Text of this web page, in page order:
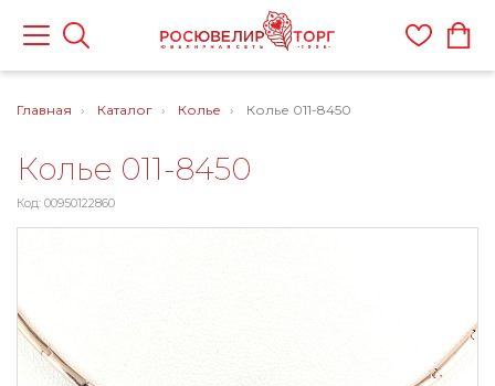
Главная Каталог Колье Колье 011-8450
Колье 011-8450
Код: 00950122860